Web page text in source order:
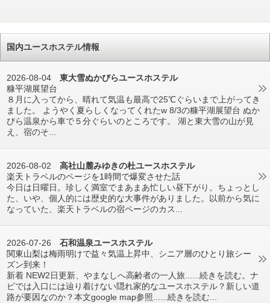
国内ユースホステル情報
2026-08-04 東大雪ぬかびらユースホステル
糠平湖展望台
８月に入ってから、晴れて気温も最高で25℃ぐらいまで上がってき
ました。 ようやく夏らしくなってくれたw 8/3の糠平湖展望台 ぬか
びら温泉から車で５分ぐらいのところです。 湖と東大雪の山が見
え、宿のそ...
2026-08-02 高社山麓みゆきの杜ユースホステル
楽天トラベルのページを1時間で爆変させた話
今日は日曜日。珍しく満室でまあまあ忙しい昼下がり。ちょっとし
た、いや、個人的には歴史的な大事件がありました。以前から気に
なっていた、楽天トラベルの宿ページのカス...
2026-07-26 石和温泉ユースホステル
関東山梨は梅雨明けで益々気温上昇中、シニア層のひとり旅シー
ズン到来！
新着 NEW2日更新、やまなしへ高齢者の一人旅......続きを読む。ナ
ビでは入口には辿り着けない隠れ家的なユースホステル？新しい道
路が要因なのか？本文google map参照......続きを読む...